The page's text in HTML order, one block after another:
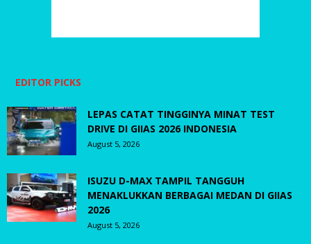
EDITOR PICKS
LEPAS CATAT TINGGINYA MINAT TEST
DRIVE DI GIIAS 2026 INDONESIA
August 5, 2026
ISUZU D-MAX TAMPIL TANGGUH
MENAKLUKKAN BERBAGAI MEDAN DI GIIAS
2026
August 5, 2026